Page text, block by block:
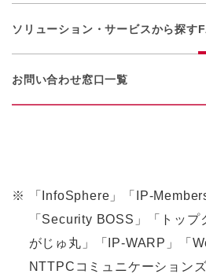
ソリューション・サービスから探す
お問い合わせ窓口一覧
※
「InfoSphere」「IP-
「Security BOSS」「トップ
がじゅ丸」「IP-WARP」「
NTTPCコミュニケーション